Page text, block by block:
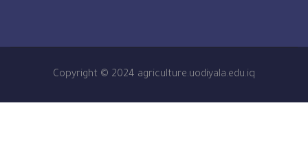
Copyright © 2024 agriculture.uodiyala.edu.iq